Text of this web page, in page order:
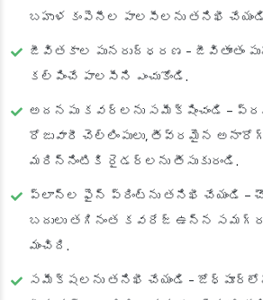
బహుళ కంపెనీల పాలసీలను తనిఖీ
జీవితకాల పునరుద్ధరణ - జీవితాంతం
కల్పించే పాలసీని ఎంచుకోండి.
అదనపు కవర్లను సమీక్షించండి –
రోజువారీ చెల్లింపులు, తీవ్రమైన
మరిన్నింటికి రైడర్లను తీసుకురండి.
ప్లాన్‌ల ఫైన్ ప్రింట్‌ను తనిఖీ చేయండి –
బదులు తగినంత కవరేజ్ ఉన్న సమగ్ర
మంచిది.
సమీక్షలను తనిఖీ చేయండి -